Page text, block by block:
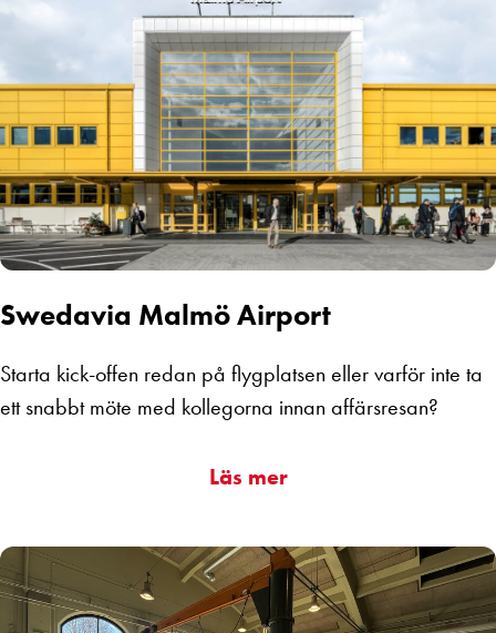
Swedavia Malmö Airport
Starta kick-offen redan på flygplatsen eller varför inte ta
ett snabbt möte med kollegorna innan affärsresan?
Läs mer